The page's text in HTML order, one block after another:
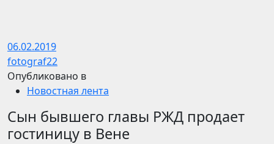
06.02.2019
fotograf22
Опубликовано в
Новостная лента
Сын бывшего главы РЖД продает
гостиницу в Вене